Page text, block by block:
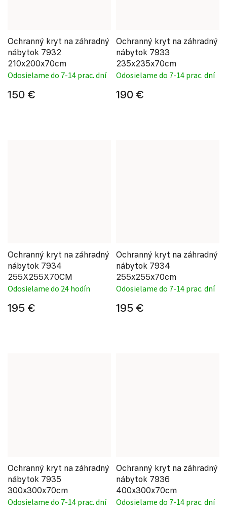
Ochranný kryt na záhradný
nábytok 7932
210x200x70cm
Odosielame do 7-14 prac. dní
150 €
Ochranný kryt na záhradný
nábytok 7933
235x235x70cm
Odosielame do 7-14 prac. dní
190 €
Ochranný kryt na záhradný
nábytok 7934
255X255X70CM
Odosielame do 24 hodín
195 €
Ochranný kryt na záhradný
nábytok 7934
255x255x70cm
Odosielame do 7-14 prac. dní
195 €
Ochranný kryt na záhradný
nábytok 7935
300x300x70cm
Odosielame do 7-14 prac. dní
Ochranný kryt na záhradný
nábytok 7936
400x300x70cm
Odosielame do 7-14 prac. dní